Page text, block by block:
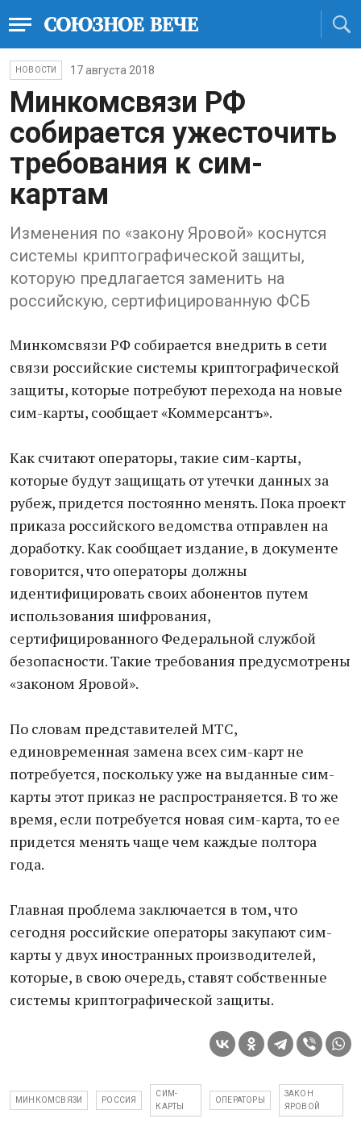
НОВОСТИ 17 августа 2018
Минкомсвязи РФ
собирается ужесточить
требования к сим-
картам
Изменения по «закону Яровой» коснутся
системы криптографической защиты,
которую предлагается заменить на
российскую, сертифицированную ФСБ
Минкомсвязи РФ собирается внедрить в сети
связи российские системы криптографической
защиты, которые потребуют перехода на новые
сим-карты, сообщает «Коммерсантъ».
Как считают операторы, такие сим-карты,
которые будут защищать от утечки данных за
рубеж, придется постоянно менять. Пока проект
приказа российского ведомства отправлен на
доработку. Как сообщает издание, в документе
говорится, что операторы должны
идентифицировать своих абонентов путем
использования шифрования,
сертифицированного Федеральной службой
безопасности. Такие требования предусмотрены
«законом Яровой».
По словам представителей МТС,
единовременная замена всех сим-карт не
потребуется, поскольку уже на выданные сим-
карты этот приказ не распространяется. В то же
время, если потребуется новая сим-карта, то ее
придется менять чаще чем каждые полтора
года.
Главная проблема заключается в том, что
сегодня российские операторы закупают сим-
карты у двух иностранных производителей,
которые, в свою очередь, ставят собственные
системы криптографической защиты.
МИНКОМСВЯЗИ РОССИЯ
СИМ-
КАРТЫ
ОПЕРАТОРЫ
ЗАКОН
ЯРОВОЙ